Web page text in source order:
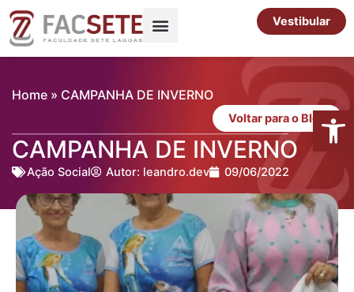
para
Vestibular
Home » CAMPANHA DE INVERNO
Voltar para o Blog
CAMPANHA DE INVERNO
Ação Social Autor: leandro.dev 09/06/2022
Abrir